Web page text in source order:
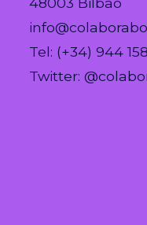
Tel: (+34) 944
Twitter: